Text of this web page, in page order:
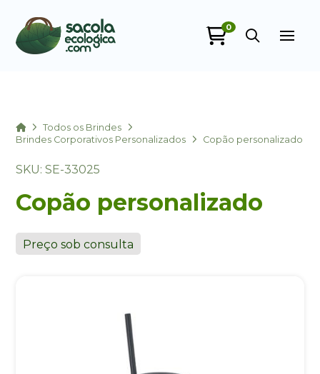
0
HomeTodos os Brindes
Brindes Corporativos Personalizados
Copão personalizado
SKU: SE-33025
Copão personalizado
Preço sob consulta